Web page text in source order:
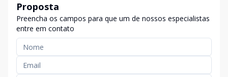
Proposta
Preencha os campos para que um de nossos especialistas
entre em contato